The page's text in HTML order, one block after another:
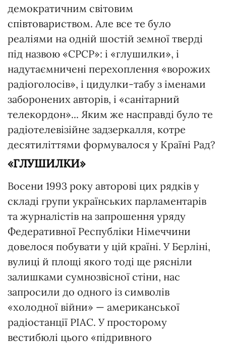
демократичним світовим
співтовариством. Але все те було
реаліями на одній шостій земної тверді
під назвою «СРСР»: і «глушилки», і
надутаємничені перехоплення «ворожих
радіоголосів», і цидулки-табу з іменами
заборонених авторів, і «санітарний
телекордон»... Яким же насправді було те
радіотелевізійне задзеркалля, котре
десятиліттями формувалося у Країні Рад?
«ГЛУШИЛКИ»
Восени 1993 року авторові цих рядків у
складі групи українських парламентарів
та журналістів на запрошення уряду
Федеративної Республіки Німеччини
довелося побувати у цій країні. У Берліні,
вулиці й площі якого тоді ще рясніли
залишками сумнозвісної стіни, нас
запросили до одного із символів
«холодної війни» — американської
радіостанції РІАС. У просторому
вестибюлі цього «підривного